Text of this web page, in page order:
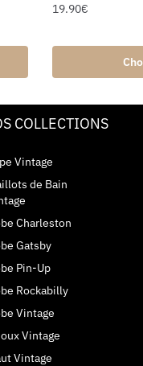
19.90€
COLLECTIONS
Vintage
de Bain
Charleston
Gatsby
Pin-Up
Rockabilly
Vintage
Vintage
Vintage